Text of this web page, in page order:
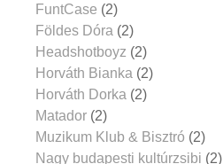
FuntCase (2)
Földes Dóra (2)
Headshotboyz (2)
Horváth Bianka (2)
Horváth Dorka (2)
Matador (2)
Muzikum Klub & Bisztró (2)
Nagy budapesti kultúrzsibi (2)